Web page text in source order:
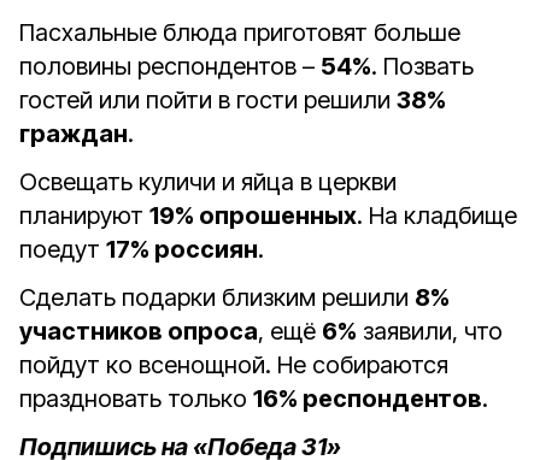
Пасхальные блюда приготовят больше
половины респондентов – 54%. Позвать
гостей или пойти в гости решили 38%
граждан.
Освещать куличи и яйца в церкви
планируют 19% опрошенных. На кладбище
поедут 17% россиян.
Сделать подарки близким решили 8%
участников опроса, ещё 6% заявили, что
пойдут ко всенощной. Не собираются
праздновать только 16% респондентов.
Подпишись на «Победа 31»